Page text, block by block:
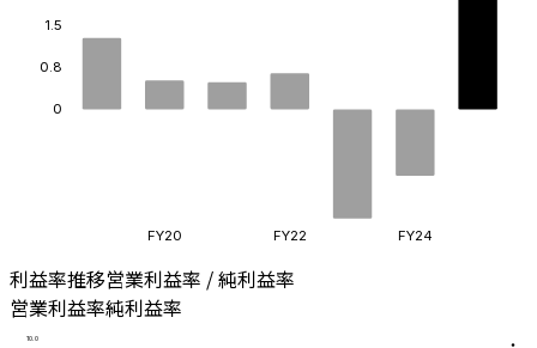
0
0.8
1.5
FY20 FY22 FY24
利益率推移営業利益率 / 純利益率
営業利益率純利益率
10.0